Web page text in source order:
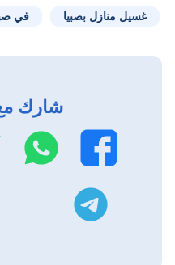
غسيل منازل بصبيا في
شارك
فيسبوك